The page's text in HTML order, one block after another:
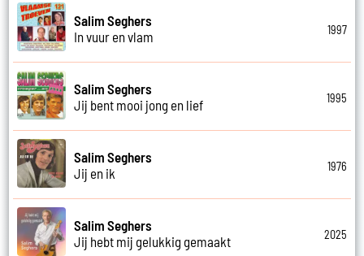
Salim Seghers
In vuur en vlam
1997
Salim Seghers
Jij bent mooi jong en lief
1995
Salim Seghers
Jij en ik
1976
Salim Seghers
Jij hebt mij gelukkig gemaakt
2025